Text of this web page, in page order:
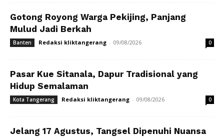
Gotong Royong Warga Pekijing, Panjang
Mulud Jadi Berkah
Banten Redaksi kliktangerang - 09/08/2026 0
Pasar Kue Sitanala, Dapur Tradisional yang
Hidup Semalaman
Kota Tangerang Redaksi kliktangerang - 09/08/2026 0
Jelang 17 Agustus, Tangsel Dipenuhi Nuansa